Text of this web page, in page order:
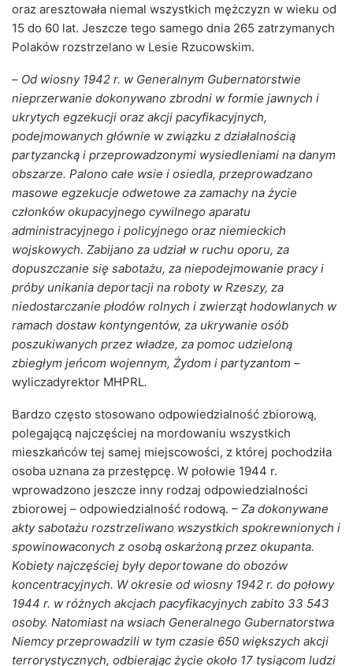
oraz aresztowała niemal wszystkich mężczyzn w wieku od
15 do 60 lat. Jeszcze tego samego dnia 265 zatrzymanych
Polaków rozstrzelano w Lesie Rzucowskim.
– Od wiosny 1942 r. w Generalnym Gubernatorstwie
nieprzerwanie dokonywano zbrodni w formie jawnych i
ukrytych egzekucji oraz akcji pacyfikacyjnych,
podejmowanych głównie w związku z działalnością
partyzancką i przeprowadzonymi wysiedleniami na danym
obszarze. Palono całe wsie i osiedla, przeprowadzano
masowe egzekucje odwetowe za zamachy na życie
członków okupacyjnego cywilnego aparatu
administracyjnego i policyjnego oraz niemieckich
wojskowych. Zabijano za udział w ruchu oporu, za
dopuszczanie się sabotażu, za niepodejmowanie pracy i
próby unikania deportacji na roboty w Rzeszy, za
niedostarczanie płodów rolnych i zwierząt hodowlanych w
ramach dostaw kontyngentów, za ukrywanie osób
poszukiwanych przez władze, za pomoc udzieloną
zbiegłym jeńcom wojennym, Żydom i partyzantom –
wyliczadyrektor MHPRL.
Bardzo często stosowano odpowiedzialność zbiorową,
polegającą najczęściej na mordowaniu wszystkich
mieszkańców tej samej miejscowości, z której pochodziła
osoba uznana za przestępcę. W połowie 1944 r.
wprowadzono jeszcze inny rodzaj odpowiedzialności
zbiorowej – odpowiedzialność rodową. – Za dokonywane
akty sabotażu rozstrzeliwano wszystkich spokrewnionych i
spowinowaconych z osobą oskarżoną przez okupanta.
Kobiety najczęściej były deportowane do obozów
koncentracyjnych. W okresie od wiosny 1942 r. do połowy
1944 r. w różnych akcjach pacyfikacyjnych zabito 33 543
osoby. Natomiast na wsiach Generalnego Gubernatorstwa
Niemcy przeprowadzili w tym czasie 650 większych akcji
terrorystycznych, odbierając życie około 17 tysiącom ludzi